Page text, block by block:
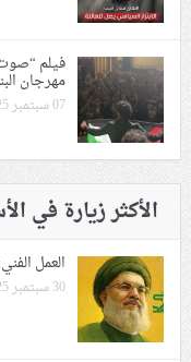
فيلم
مهرجان
07 سبتمبر 2025
الأكثر زيارة في
العمل
30 سبتمبر 2025